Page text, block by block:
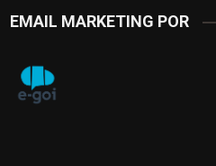
EMAIL MARKETING POR